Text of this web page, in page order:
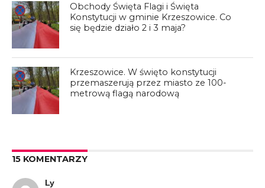
Obchody Święta Flagi i Święta
Konstytucji w gminie Krzeszowice. Co
się będzie działo 2 i 3 maja?
Krzeszowice. W święto konstytucji
przemaszerują przez miasto ze 100-
metrową flagą narodową
15 KOMENTARZY
Ly